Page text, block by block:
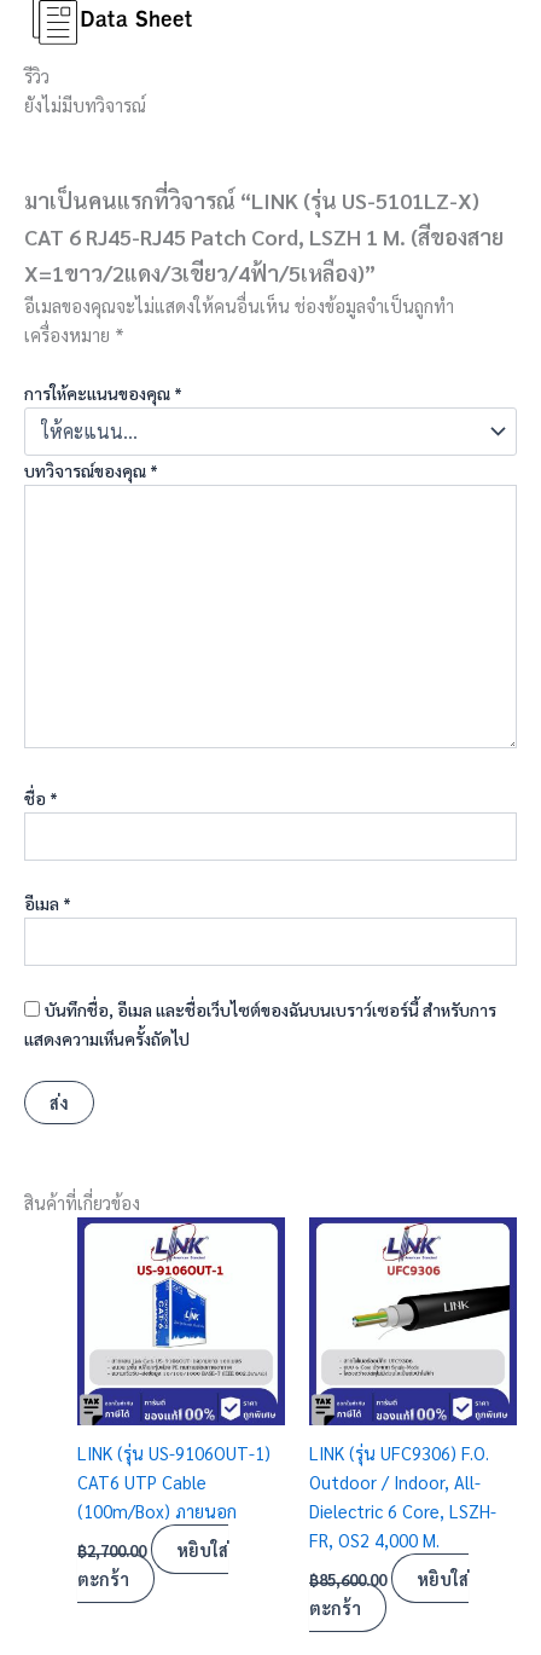
รีวิว
ยังไม่มีบทวิจารณ์
มาเป็นคนแรกที่วิจารณ์ “LINK (รุ่น US-5101LZ-X)
CAT 6 RJ45-RJ45 Patch Cord, LSZH 1 M. (สีของสาย
X=1ขาว/2แดง/3เขียว/4ฟ้า/5เหลือง)”
อีเมลของคุณจะไม่แสดงให้คนอื่นเห็น ช่องข้อมูลจำเป็นถูกทำ
เครื่องหมาย *
การให้คะแนนของคุณ *
บทวิจารณ์ของคุณ *
ชื่อ *
อีเมล *
บันทึกชื่อ, อีเมล และชื่อเว็บไซต์ของฉันบนเบราว์เซอร์นี้ สำหรับการ
แสดงความเห็นครั้งถัดไป
สินค้าที่เกี่ยวข้อง
LINK (รุ่น US-9106OUT-1)
CAT6 UTP Cable
(100m/Box) ภายนอก
฿2,700.00
หยิบใส่
ตะกร้า
LINK (รุ่น UFC9306) F.O.
Outdoor / Indoor, All-
Dielectric 6 Core, LSZH-
FR, OS2 4,000 M.
฿85,600.00
หยิบใส่
ตะกร้า